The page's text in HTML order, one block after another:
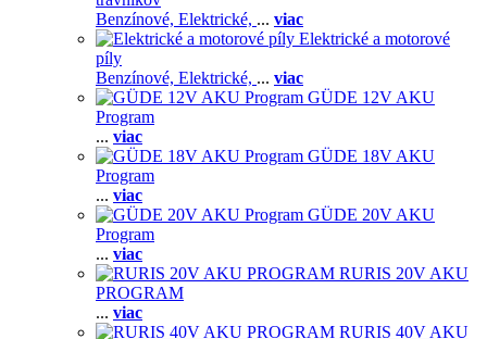
Benzínové, Elektrické, ... viac
Elektrické a motorové
píly
Benzínové, Elektrické, ... viac
GÜDE 12V AKU
Program
... viac
GÜDE 18V AKU
Program
... viac
GÜDE 20V AKU
Program
... viac
RURIS 20V AKU
PROGRAM
... viac
RURIS 40V AKU